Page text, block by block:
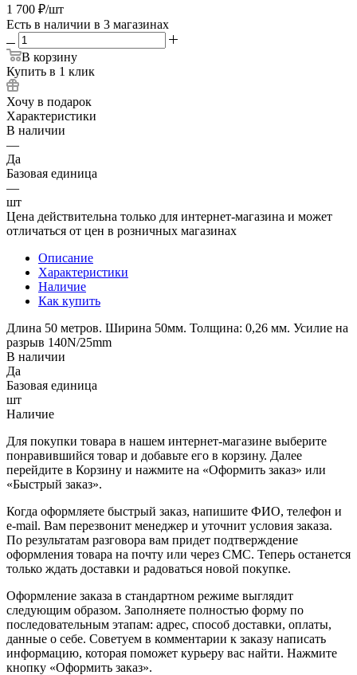
1 700 ₽/шт
Есть в наличии в 3 магазинах
В корзину
Купить в 1 клик
Хочу в подарок
Характеристики
В наличии
—
Да
Базовая единица
—
шт
Цена действительна только для интернет-магазина и может
отличаться от цен в розничных магазинах
Описание
Характеристики
Наличие
Как купить
Длина 50 метров. Ширина 50мм. Толщина: 0,26 мм. Усилие на
разрыв 140N/25mm
В наличии
Да
Базовая единица
шт
Наличие
Для покупки товара в нашем интернет-магазине выберите
понравившийся товар и добавьте его в корзину. Далее
перейдите в Корзину и нажмите на «Оформить заказ» или
«Быстрый заказ».
Когда оформляете быстрый заказ, напишите ФИО, телефон и
e-mail. Вам перезвонит менеджер и уточнит условия заказа.
По результатам разговора вам придет подтверждение
оформления товара на почту или через СМС. Теперь останется
только ждать доставки и радоваться новой покупке.
Оформление заказа в стандартном режиме выглядит
следующим образом. Заполняете полностью форму по
последовательным этапам: адрес, способ доставки, оплаты,
данные о себе. Советуем в комментарии к заказу написать
информацию, которая поможет курьеру вас найти. Нажмите
кнопку «Оформить заказ».